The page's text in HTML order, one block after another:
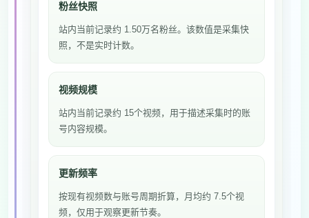
粉丝快照
站内当前记录约 1.50万名粉丝。该数值是采集快
照，不是实时计数。
视频规模
站内当前记录约 15个视频，用于描述采集时的账
号内容规模。
更新频率
按现有视频数与账号周期折算，月均约 7.5个视
频，仅用于观察更新节奏。